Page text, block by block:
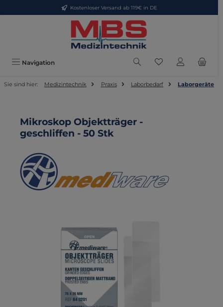
Zum Hauptinhalt springenKostenloser Versand ab 119€ in DE
Navigation Du hast 0
Sie sind hier: Medizintechnik Praxis Laborbedarf Laborgeräte
Mikroskop Objektträger -
geschliffen - 50 Stk